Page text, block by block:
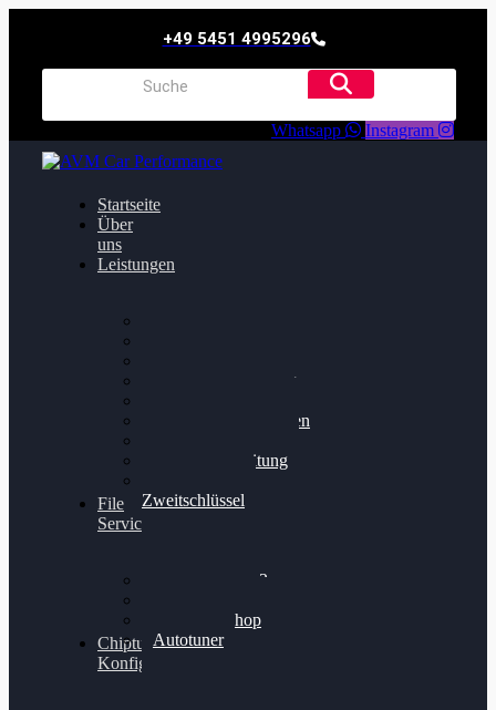
+49 5451 4995296
Whatsapp Instagram
Startseite
Über
uns
Leistungen
Getriebeoptimierung
Bremsscheiben planen
Felgenaufbereitung
Zweitschlüssel
File
Service
Alientech Kess3
Alientech Shop
Autotuner
Chiptuning
Konfigurator